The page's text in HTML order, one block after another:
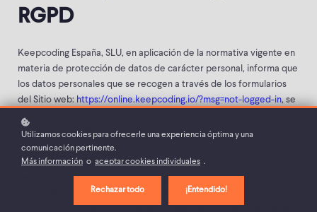
RGPD
Keepcoding España, SLU, en aplicación de la normativa vigente en
materia de protección de datos de carácter personal, informa que
los datos personales que se recogen a través de los formularios
del Sitio web:https://online.keepcoding.io/?msg=not-logged-in, se
incluyen en los ficheros automatizados específicos de usuarios de
los servicios de Keepcoding España, SLU.
La recogida y tratamiento automatizado de los datos de carácter
personal tiene como finalidad el mantenimiento de la relación
comercial y el desempeño de tareas de información, formación,
Utilizamos cookies para ofrecerle una experiencia óptima y una
comunicación pertinente.
Más información o aceptar cookies individuales .
Rechazar todo ¡Entendido!